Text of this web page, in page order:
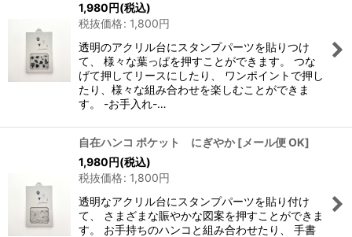
1,980円(税込)
税抜価格: 1,800円
透明のアクリル台にスタンプパーツを貼りつけ
て、 様々な葉っぱを押すことができます。 つな
げて押してリースにしたり、 ワンポイントで押し
たり、様々な組み合わせを楽しむことができま
す。 -お手入れ-…
自在ハンコ ポケット にぎやか [メール便 OK]
1,980円(税込)
税抜価格: 1,800円
透明なアクリル台にスタンプパーツを貼り付け
て、 さまざまな賑やかな図案を押すことができま
す。 お手持ちのハンコと組み合わせたり、 手書